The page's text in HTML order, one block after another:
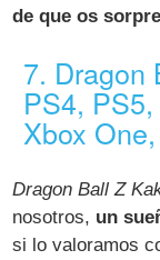
de que os
7. Dragon
PS4,
Xbox
Dragon Ball Z
nosotros, un
si lo valoramos